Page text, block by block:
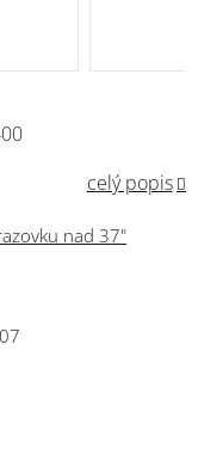
celý popis
nad 37"